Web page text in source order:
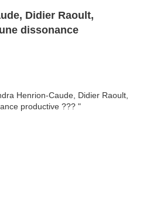
Didier Raoult,
dissonance